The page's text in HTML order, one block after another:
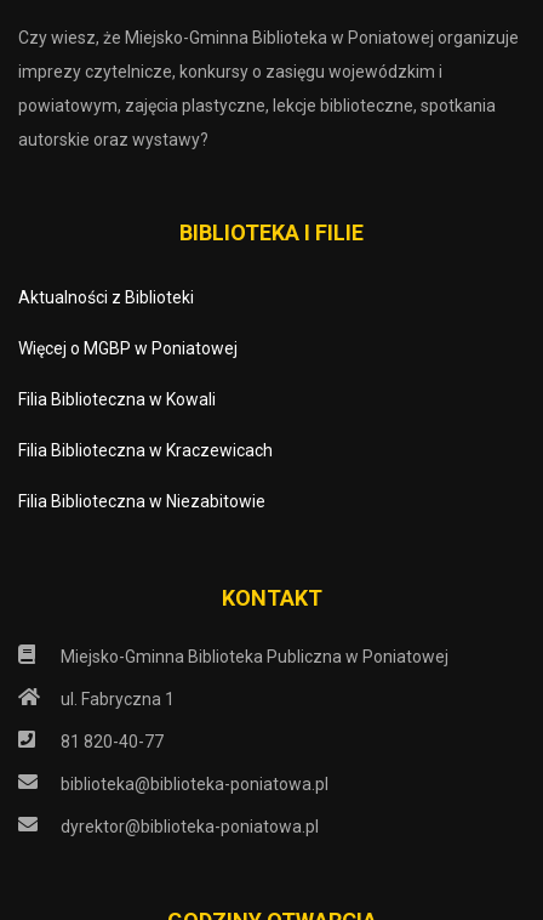
Czy wiesz, że Miejsko-Gminna Biblioteka w Poniatowej organizuje
imprezy czytelnicze, konkursy o zasięgu wojewódzkim i
powiatowym, zajęcia plastyczne, lekcje biblioteczne, spotkania
autorskie oraz wystawy?
BIBLIOTEKA I FILIE
Aktualności z Biblioteki
Więcej o MGBP w Poniatowej
Filia Biblioteczna w Kowali
Filia Biblioteczna w Kraczewicach
Filia Biblioteczna w Niezabitowie
KONTAKT
Miejsko-Gminna Biblioteka Publiczna w Poniatowej
ul. Fabryczna 1
81 820-40-77
biblioteka@biblioteka-poniatowa.pl
dyrektor@biblioteka-poniatowa.pl